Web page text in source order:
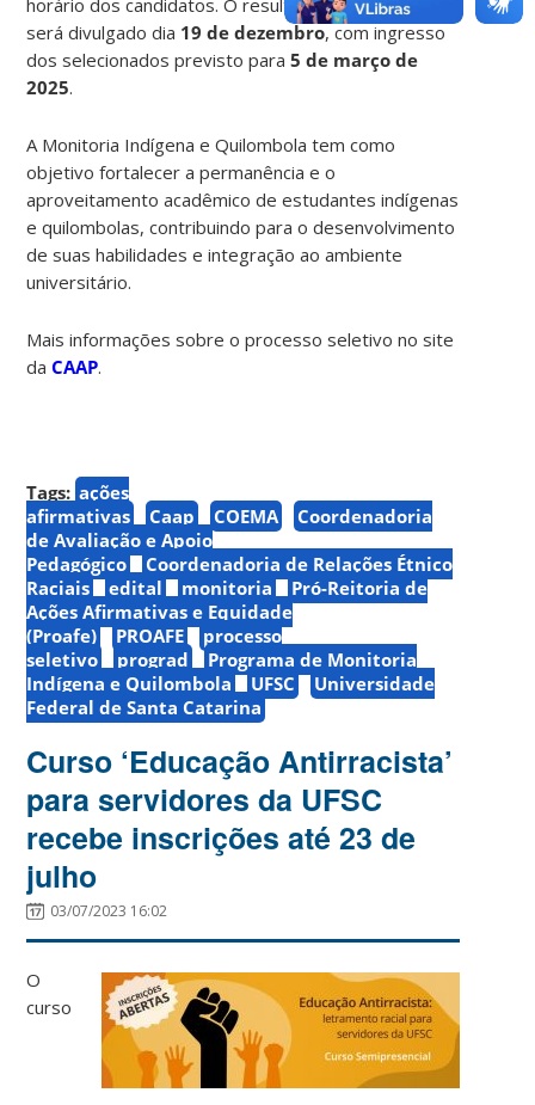
será divulgado dia 19 de dezembro, com ingresso
dos selecionados previsto para5 de março de
2025.
A Monitoria Indígena e Quilombola tem como
objetivo fortalecer a permanência e o
aproveitamento acadêmico de estudantes indígenas
e quilombolas, contribuindo para o desenvolvimento
de suas habilidades e integração ao ambiente
universitário.
Mais informações sobre o processo seletivo no site
daCAAP.
Tags: ações
afirmativas
Caap COEMA
Coordenadoria
de Avaliação e Apoio
Pedagógico
Coordenadoria de Relações Étnico
Raciais
edital monitoria
Pró-Reitoria de
Ações Afirmativas e Equidade
(Proafe)
PROAFE
processo
seletivo
prograd
Programa de Monitoria
Indígena e Quilombola
UFSC
Universidade
Federal de Santa Catarina
Curso ‘Educação Antirracista’
para servidores da UFSC
recebe inscrições até 23 de
julho
03/07/2023 16:02
O
curso